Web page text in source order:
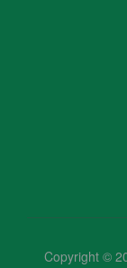
Copyright ©